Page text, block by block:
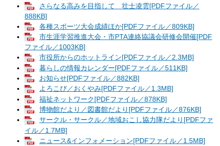
さらなる高みを目指して 壮士凌雲[PDFファイル／
888KB]
各種スポーツ大会成績ほか[PDFファイル／809KB]
市生涯学習推進大会・市PTA連絡協議会研修会開催[PDF
ファイル／1003KB]
市役所からのホットライン[PDFファイル／2.3MB]
暮らしの情報カレンダー[PDFファイル／511KB]
お知らせ[PDFファイル／882KB]
よろこび／おくやみ[PDFファイル／1.3MB]
福祉ネットワーク[PDFファイル／878KB]
博物館だより／図書館だより[PDFファイル／876KB]
サークル・サークル／地域おこし協力隊だより[PDFファ
イル／1.7MB]
ニュース&インフォメーション[PDFファイル／1.5MB]